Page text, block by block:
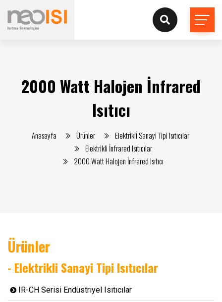
2000 Watt Halojen İnfrared
Isıtıcı
Anasayfa Ürünler
Elektrikli Sanayi Tipi Isıtıcılar
Elektrikli İnfrared Isıtıcılar
2000 Watt Halojen İnfrared Isıtıcı
Ürünler
- Elektrikli Sanayi Tipi Isıtıcılar
IR-CH Serisi Endüstriyel Isıtıcılar